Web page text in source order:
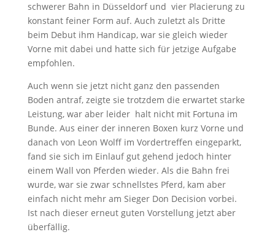
schwerer Bahn in Düsseldorf und vier Placierung zu
konstant feiner Form auf. Auch zuletzt als Dritte
beim Debut ihm Handicap, war sie gleich wieder
Vorne mit dabei und hatte sich für jetzige Aufgabe
empfohlen.
Auch wenn sie jetzt nicht ganz den passenden
Boden antraf, zeigte sie trotzdem die erwartet starke
Leistung, war aber leider halt nicht mit Fortuna im
Bunde. Aus einer der inneren Boxen kurz Vorne und
danach von Leon Wolff im Vordertreffen eingeparkt,
fand sie sich im Einlauf gut gehend jedoch hinter
einem Wall von Pferden wieder. Als die Bahn frei
wurde, war sie zwar schnellstes Pferd, kam aber
einfach nicht mehr am Sieger Don Decision vorbei.
Ist nach dieser erneut guten Vorstellung jetzt aber
überfällig.